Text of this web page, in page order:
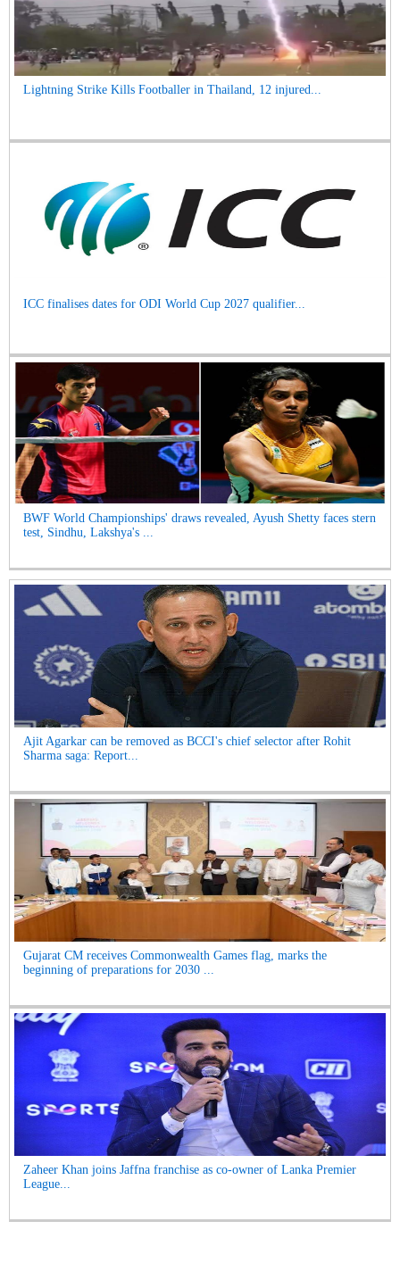
Lightning Strike Kills Footballer in Thailand, 12 injured...
ICC finalises dates for ODI World Cup 2027 qualifier...
BWF World Championships' draws revealed, Ayush Shetty faces stern
test, Sindhu, Lakshya's ...
Ajit Agarkar can be removed as BCCI's chief selector after Rohit
Sharma saga: Report...
Gujarat CM receives Commonwealth Games flag, marks the
beginning of preparations for 2030 ...
Zaheer Khan joins Jaffna franchise as co-owner of Lanka Premier
League...